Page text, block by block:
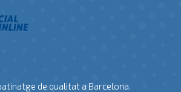
de qualitat a Barcelona.